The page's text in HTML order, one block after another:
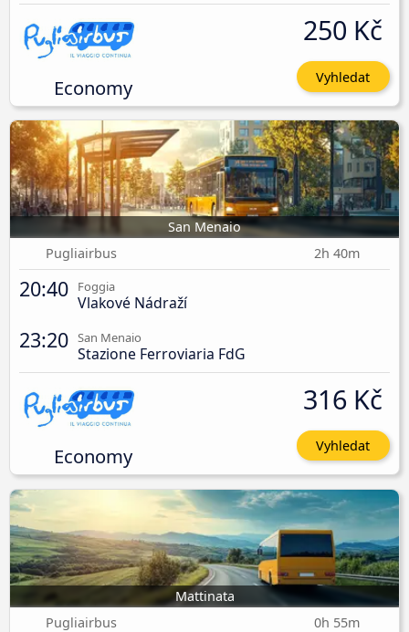
Economy
250 Kč
Vyhledat
San Menaio
Pugliairbus
2h 40m
20:40 Foggia
Vlakové Nádraží
23:20 San Menaio
Stazione Ferroviaria FdG
Economy
316 Kč
Vyhledat
Mattinata
Pugliairbus
0h 55m